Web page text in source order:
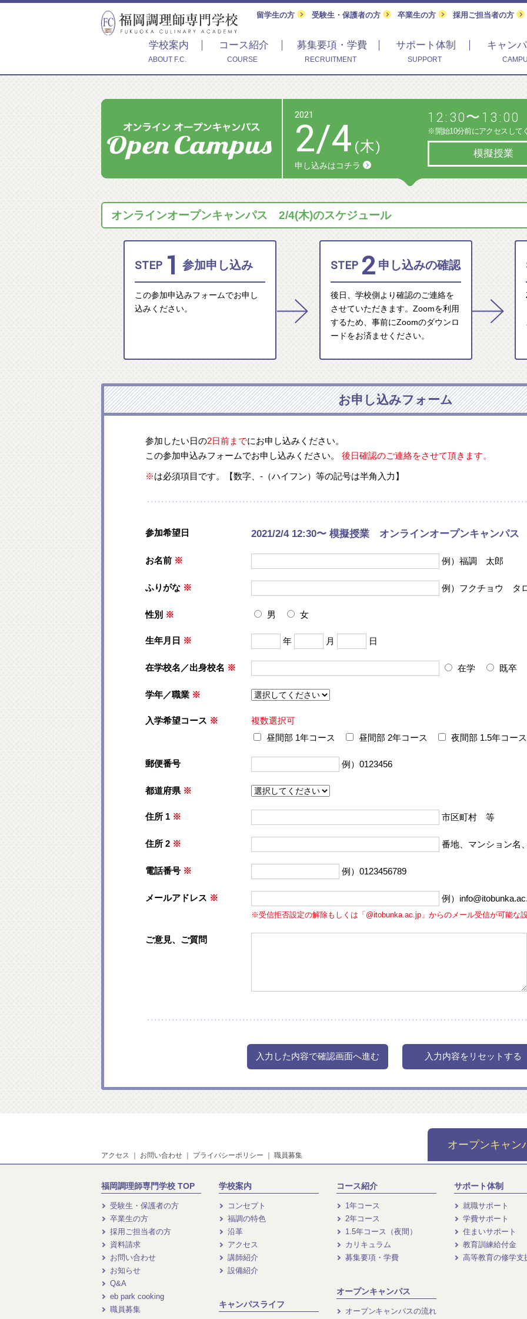
留学生の方 受験生・保護者の方 卒業生の方 採用ご担当者の方
学校案内
ABOUT F.C.
コース紹介
COURSE
募集要項・学費
RECRUITMENT
サポート体制
SUPPORT
キャン
2021
2/4 (木)
申し込みはコチラ
12:30〜13:00
※開始10分前にアクセスして
模擬授業
オンラインオープンキャンパス 2/4(木)のスケジュール
STEP 1 参加申し込み
この参加申込みフォームでお申し
込みください。
STEP 2 申し込みの確認
後日、学校側より確認のご連絡を
させていただきます。Zoomを利用
するため、事前にZoomのダウンロ
ードをお済ませください。
お申し込みフォーム
参加したい日の2日前までにお申し込みください。
この参加申込みフォームでお申し込みください。 後日確認のご連絡をさせて頂きます。
※は必須項目です。【数字、-（ハイフン）等の記号は半角入力】
参加希望日 2021/2/4 12:30〜 模擬授業 オンラインオープンキャンパス
お名前 ※ 例）福調 太郎
ふりがな ※ 例）フクチョウ タ
性別 ※ 男 女
生年月日 ※ 年 月 日
在学校名／出身校名 ※ 在学 既卒
学年／職業 ※
入学希望コース ※
複数選択可
昼間部 1年コース
昼間部 2年コース 夜間部 1.5年コース
郵便番号 例）0123456
都道府県 ※
住所 1 ※ 市区町村 等
住所 2 ※ 番地、マンション
電話番号 ※ 例）0123456789
メールアドレス ※ 例）
※受信拒否設定の解除もしくは「@itobunka.ac.jp」からのメール受信が可能な
ご意見、ご質問
アクセス ｜ お問い合わせ ｜ プライバシーポリシー ｜ 職員募集
オープンキャン
福岡調理師専門学校 TOP
受験生・保護者の方
卒業生の方
採用ご担当者の方
資料請求
お問い合わせ
お知らせ
Q&A
eb park cooking
職員募集
学校案内
コンセプト
福調の特色
沿革
アクセス
講師紹介
設備紹介
キャンパスライフ
コース紹介
1年コース
2年コース
1.5年コース（夜間）
カリキュラム
募集要項・学費
オープンキャンパス
オープンキャンパスの流れ
サポート体制
就職サポート
学費サポート
住まいサポート
教育訓練給付金
高等教育の修学支